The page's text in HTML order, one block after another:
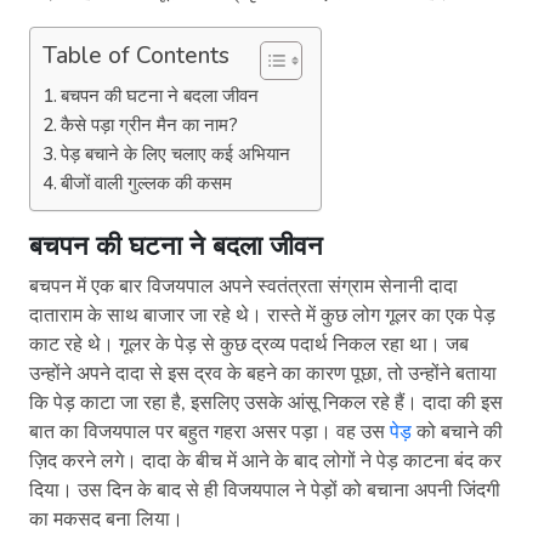
Table of Contents
बचपन की घटना ने बदला जीवन
कैसे पड़ा ग्रीन मैन का नाम?
पेड़ बचाने के लिए चलाए कई अभियान
बीजों वाली गुल्लक की कसम
बचपन की घटना ने बदला जीवन
बचपन में एक बार विजयपाल अपने स्वतंत्रता संग्राम सेनानी दादा
दाताराम के साथ बाजार जा रहे थे। रास्ते में कुछ लोग गूलर का एक पेड़
काट रहे थे। गूलर के पेड़ से कुछ द्रव्य पदार्थ निकल रहा था। जब
उन्होंने अपने दादा से इस द्रव के बहने का कारण पूछा, तो उन्होंने बताया
कि पेड़ काटा जा रहा है, इसलिए उसके आंसू निकल रहे हैं। दादा की इस
बात का विजयपाल पर बहुत गहरा असर पड़ा। वह उसपेड़को बचाने की
ज़िद करने लगे। दादा के बीच में आने के बाद लोगों ने पेड़ काटना बंद कर
दिया। उस दिन के बाद से ही विजयपाल ने पेड़ों को बचाना अपनी जिंदगी
का मकसद बना लिया।